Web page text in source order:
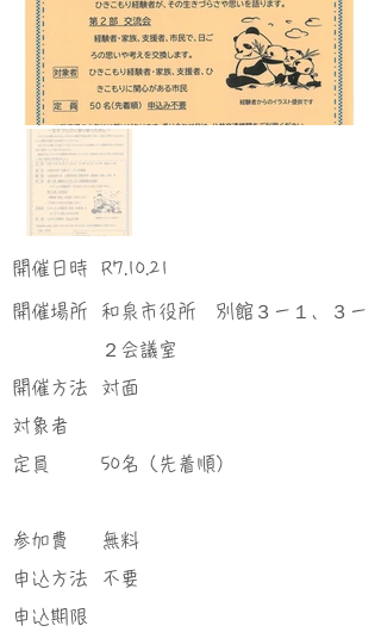
​開催日時
​開催場所
​開催方法
対象者
定員
参加費
申込方法
申込期限
R7.10.21
和泉市役所 別館３－１、３－
２会議室
対面
50名（先着順）
無料
不要